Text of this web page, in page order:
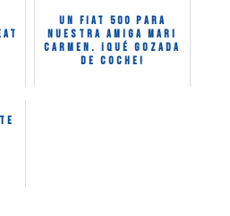
Un Fiat 500 para
nuestra amiga Mari
Carmen. ¡Qué gozada
de coche!